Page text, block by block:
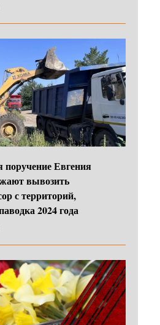
Евгения
вывозить
с территорий,
2024 года